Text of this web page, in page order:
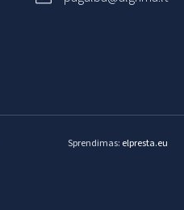
Sprendimas: elpresta.eu